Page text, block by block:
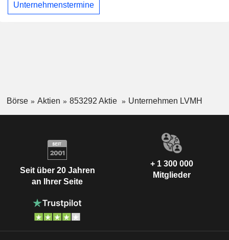
Unternehmenstermine
Börse Aktien 853292 Aktie Unternehmen LVMH
Seit über 20 Jahren
an Ihrer Seite
+ 1 300 000
Mitglieder